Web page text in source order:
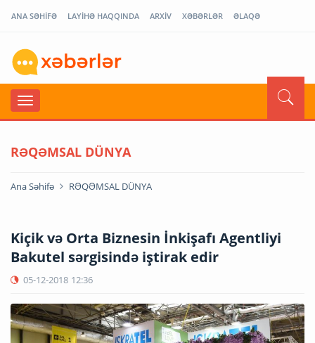
ANA SƏHİFƏ LAYİHƏ HAQQINDA ARXİV XƏBƏRLƏR ƏLAQƏ
RƏQƏMSAL DÜNYA
Ana Səhifə RƏQƏMSAL DÜNYA
Kiçik və Orta Biznesin İnkişafı Agentliyi
Bakutel sərgisində iştirak edir
05-12-2018 12:36